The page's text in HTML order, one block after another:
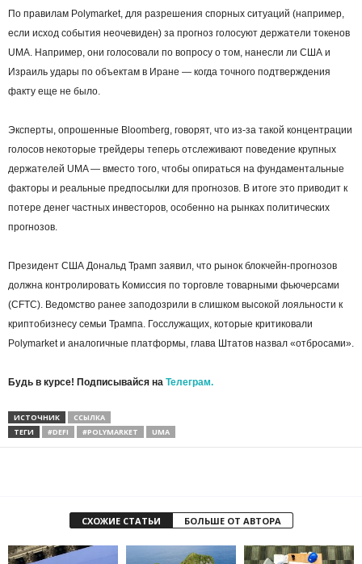
По правилам Polymarket, для разрешения спорных ситуаций (например,
если исход события неочевиден) за прогноз голосуют держатели токенов
UMA. Например, они голосовали по вопросу о том, нанесли ли США и
Израиль удары по объектам в Иране — когда точного подтверждения
факту еще не было.
Эксперты, опрошенные Bloomberg, говорят, что из-за такой концентрации
голосов некоторые трейдеры теперь отслеживают поведение крупных
держателей UMA — вместо того, чтобы опираться на фундаментальные
факторы и реальные предпосылки для прогнозов. В итоге это приводит к
потере денег частных инвесторов, особенно на рынках политических
прогнозов.
Президент США Дональд Трамп заявил, что рынок блокчейн-прогнозов
должна контролировать Комиссия по торговле товарными фьючерсами
(CFTC). Ведомство ранее заподозрили в слишком высокой лояльности к
криптобизнесу семьи Трампа. Госслужащих, которые критиковали
Polymarket и аналогичные платформы, глава Штатов назвал «отбросами».
Будь в курсе! Подписывайся на Телеграм.
ИСТОЧНИК
ССЫЛКА
ТЕГИ
#DEFI #POLYMARKET UMA
СХОЖИЕ СТАТЬИ БОЛЬШЕ ОТ АВТОРА